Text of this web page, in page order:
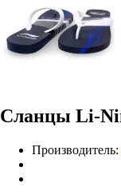
Сланцы Li-
Производитель: